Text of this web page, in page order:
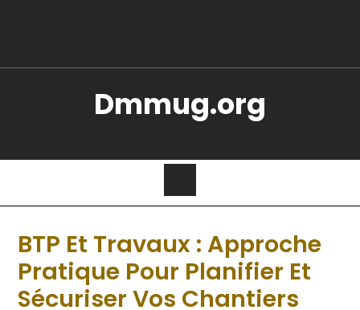
Dmmug.org
BTP Et Travaux : Approche
Pratique Pour Planifier Et
Sécuriser Vos Chantiers